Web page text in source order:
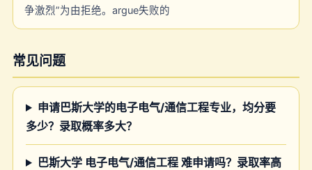
争激烈”为由拒绝。argue失败的
常见问题
申请巴斯大学的电子电气/通信工程专业，均分要
多少？录取概率多大？
巴斯大学 电子电气/通信工程 难申请吗？录取率高